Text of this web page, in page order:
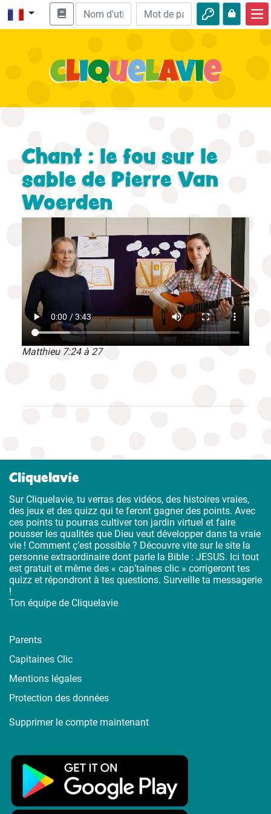
Enseignement biblique
Aventures
Chant : le fou sur le
sable de Pierre Van
Woerden
Matthieu 7:24 à 27
Cliquelavie
Sur Cliquelavie, tu verras des vidéos, des histoires vraies,
des jeux et des quizz qui te feront gagner des points. Avec
ces points tu pourras cultiver ton jardin virtuel et faire
pousser les qualités que Dieu veut développer dans ta vraie
vie ! Comment ç’est possible ? Découvre vite sur le site la
personne extraordinaire dont parle la Bible : JESUS. Ici tout
est gratuit et même des « cap’taines clic » corrigeront tes
quizz et répondront à tes questions. Surveille ta messagerie
!
Ton équipe de Cliquelavie
Parents
Capitaines Clic
Mentions légales
Protection des données
Supprimer le compte maintenant